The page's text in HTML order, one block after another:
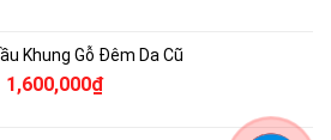
1,240,000₫.
là:
850,000₫.
Khung Gỗ Đêm Da Cũ
Giá
1,600,000₫Giá